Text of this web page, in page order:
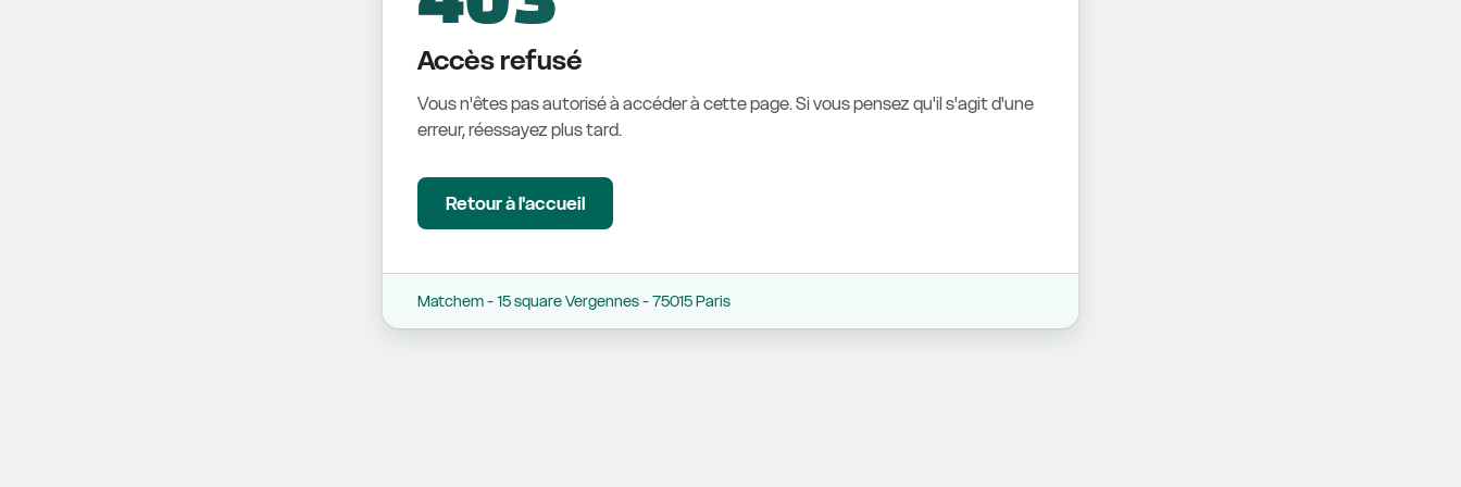
Accès refusé
Vous n'êtes pas autorisé à accéder à cette page. Si vous pensez qu'il s'agit d'une
erreur, réessayez plus tard.
Retour à l'accueil
Matchem - 15 square Vergennes - 75015 Paris